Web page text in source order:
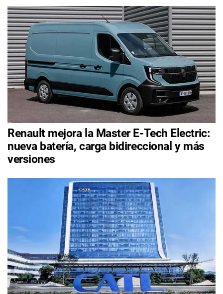
Renault mejora la Master E-Tech Electric:
nueva batería, carga bidireccional y más
versiones